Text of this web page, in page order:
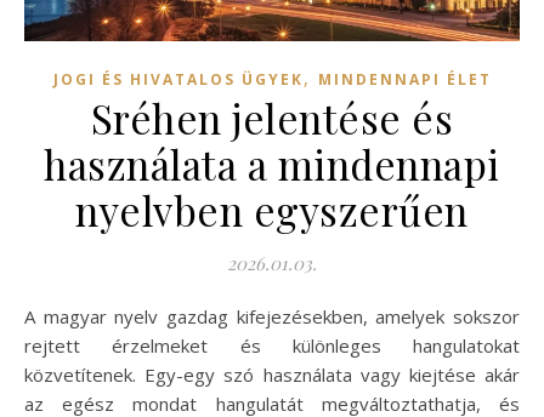
JOGI ÉS HIVATALOS ÜGYEK, MINDENNAPI ÉLET
Sréhen jelentése és
használata a mindennapi
nyelvben egyszerűen
2026.01.03.
A magyar nyelv gazdag kifejezésekben, amelyek sokszor
rejtett érzelmeket és különleges hangulatokat
közvetítenek. Egy-egy szó használata vagy kiejtése akár
az egész mondat hangulatát megváltoztathatja, és